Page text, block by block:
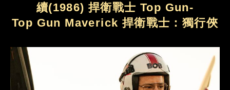
續(1986) 捍衛戰士 Top Gun-
Top Gun Maverick 捍衛戰士：獨行俠